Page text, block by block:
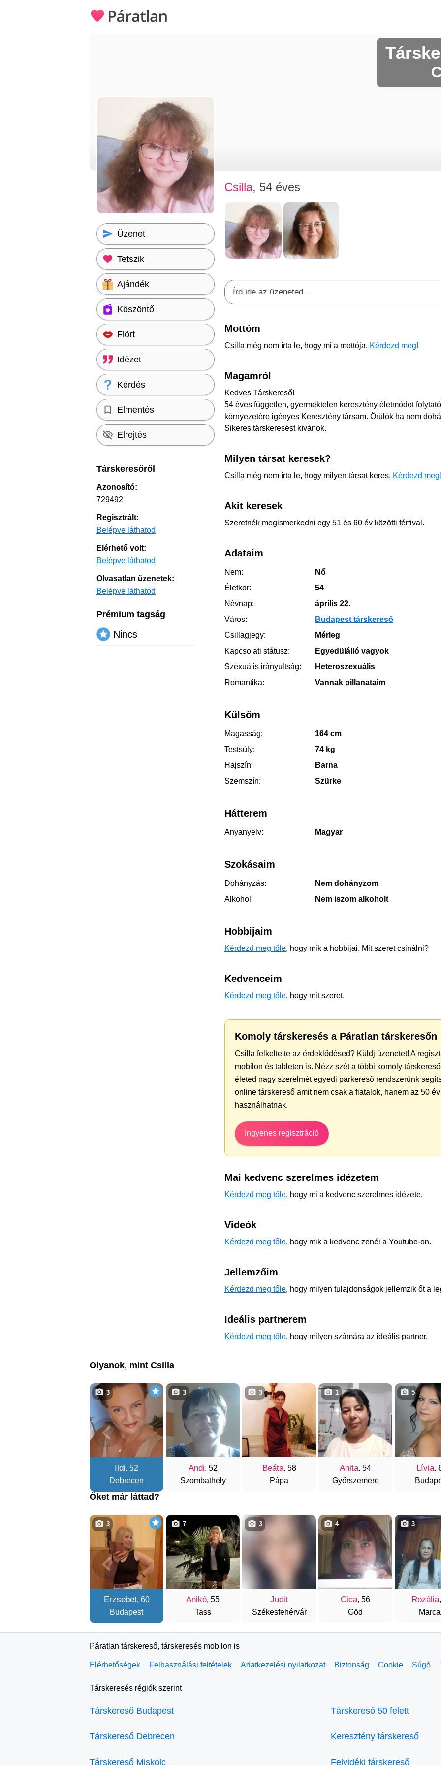
Csilla, 54 éves
Mottóm
Csilla még nem írta le, hogy mi a mottója. Kérdezd meg!
Magamról
Kedves Társkereső!
54 éves független, gyermektelen keresztény életmódot
környezetére igényes Keresztény társam. Örülök ha nem
Sikeres társkeresést kívánok.
Milyen társat keresek?
Csilla még nem írta le, hogy milyen társat keres. Kérdezd meg!
Akit keresek
Szeretnék megismerkedni egy 51 és 60 év közötti férfival.
Adataim
Nem:
Nő
Életkor:
54
Névnap:
április 22.
Város:
Budapest társkereső
Csillagjegy:
Mérleg
Kapcsolati státusz:
Egyedülálló vagyok
Szexuális irányultság:
Heteroszexuális
Romantika:
Vannak pillanataim
Külsőm
Magasság:
164 cm
Testsúly:
74 kg
Hajszín:
Barna
Szemszín:
Szürke
Hátterem
Anyanyelv: Magyar
Szokásaim
Dohányzás:
Nem dohányzom
Alkohol:
Nem iszom alkoholt
Hobbijaim
Kérdezd meg tőle, hogy mik a hobbijai. Mit szeret csinálni?
Kedvenceim
Kérdezd meg tőle, hogy mit szeret.
Komoly társkeresés a Páratlan társkeresőn
Csilla felkeltette az érdeklődésed? Küldj üzenetet! A
mobilon és tableten is. Nézz szét a többi komoly
életed nagy szerelmét egyedi párkereső rendszerünk
online társkereső amit nem csak a fiatalok, hanem az 50
használhatnak.
Ingyenes regisztráció
Mai kedvenc szerelmes idézetem
Kérdezd meg tőle, hogy mi a kedvenc szerelmes idézete.
Videók
Kérdezd meg tőle, hogy mik a kedvenc zenéi a Youtube-on.
Jellemzőim
Kérdezd meg tőle, hogy milyen tulajdonságok jellemzik őt a
Ideális partnerem
Kérdezd meg tőle, hogy milyen számára az ideális partner.
Üzenet
Tetszik
Ajándék
Köszöntő
Flört
Idézet
Kérdés
Elmentés
Elrejtés
Társkeresőről
Azonosító:
729492
Regisztrált:
Belépve láthatod
Elérhető volt:
Belépve láthatod
Olvasatlan üzenetek:
Belépve láthatod
Prémium tagság
Nincs
Olyanok, mint Csilla
Ildi, 52
Debrecen
3
Andi, 52
Szombathely
3
Beáta, 58
Pápa
3
Anita, 54
Győrszemere
1
Lívia,
5
Őket már láttad?
Erzsebet, 60
Budapest
3
Anikó, 55
Tass
7
Judit
Székesfehérvár
3
Cica, 56
Göd
4
Rozália
3
Páratlan társkereső, társkeresés mobilon is
Elérhetőségek Felhasználási feltételek Adatkezelési nyilatkozat Biztonság Cookie Súgó
Társkeresés régiók szerint
Társkereső Budapest
Társkereső Debrecen
Társkereső Miskolc
Társkereső 50 felett
Keresztény társkereső
Felvidéki társkereső